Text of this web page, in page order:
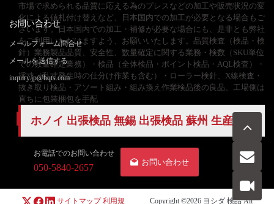
市場で求められる品質に応える為のプレスなどの加工や販売状況の変
化による値札付け替えなど、日本国内での加工が必要となる場合もご
ざいます。日本国内での加工・補修が必要な場合にも、是非とも弊社
をご利用いただけますよう、お願いいたします。品質検査（検品・検
針）業務製品品質、安全性、数量確定に関する業務・検数（SKU単位
での数量確定業務）・検品（全体検品・ポイント検品・AQL検査）・
採寸（乱寸発生時の仕分け作業も含む）・ローラー検針、X線検査・
抜き取り検品・アソート組み・組み換え作業検品後の良品、工場側は
直ちに包装梱包を手配
ホノイ 出張検品 無錫 出張検品 蘇州 生産管理
お問い合わせ
メールフォーム問合せ
メールを送信する
inquiry.jp@hqts.com
お電話でのお問い合わせ
050-5840-2657
お問い合わせ
サイトマップ 利用規 Copyright ©2026 ヨシダ 検品All